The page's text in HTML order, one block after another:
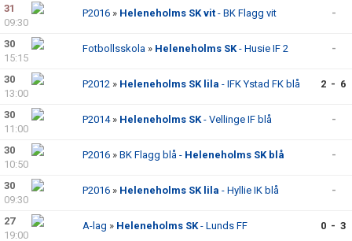
31
09:30
P2016 » Heleneholms SK vit - BK Flagg vit -
30
15:15
Fotbollsskola » Heleneholms SK- Husie IF 2 -
30
13:00
P2012 » Heleneholms SK lila - IFK Ystad FK blå 2 - 6
30
11:00
P2014» Heleneholms SK- Vellinge IF blå -
30
10:50
P2016 » BK Flagg blå - Heleneholms SK blå -
30
09:30
P2016 » Heleneholms SK lila - Hyllie IK blå -
27
19:00
A-lag » Heleneholms SK- Lunds FF 0 - 3